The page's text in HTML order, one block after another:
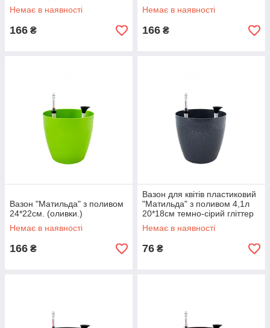
Немає в наявності
166 ₴
Немає в наявності
166 ₴
Вазон "Матильда" з поливом
24*22см. (оливки.)
Немає в наявності
166 ₴
Вазон для квітів пластиковий
"Матильда" з поливом 4,1л
20*18см темно-сірий гліттер
Алеана
Немає в наявності
76 ₴